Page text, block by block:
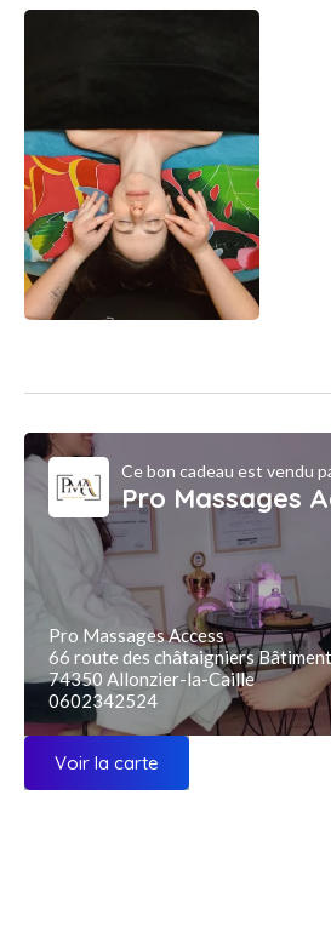
Ce bon cadeau est vendu
Pro Massages
Pro Massages Access
66 route des châtaigniers
74350 Allonzier-la-Caille
0602342524
Voir la carte